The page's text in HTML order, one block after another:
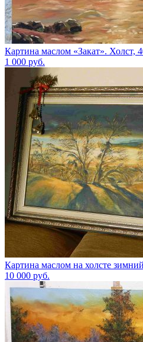
Картина маслом «Закат». Холст,
1 000 руб.
Картина маслом на холсте
10 000 руб.